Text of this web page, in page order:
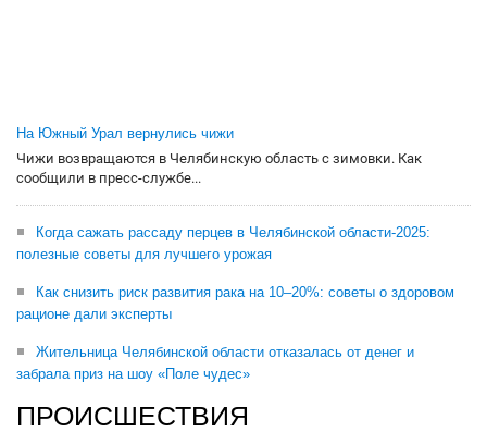
На Южный Урал вернулись чижи
Чижи возвращаются в Челябинскую область с зимовки. Как
сообщили в пресс-службе...
Когда сажать рассаду перцев в Челябинской области-2025:
полезные советы для лучшего урожая
Как снизить риск развития рака на 10–20%: советы о здоровом
рационе дали эксперты
Жительница Челябинской области отказалась от денег и
забрала приз на шоу «Поле чудес»
ПРОИСШЕСТВИЯ